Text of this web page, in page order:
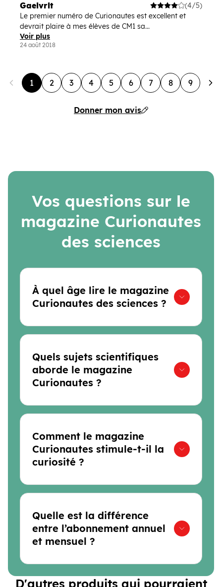
Gaelvrlt
(4/5)
Le premier numéro de Curionautes est excellent et
devrait plaire à mes élèves de CM1 sa...
Voir plus
24 août 2018
1 2 3 4 5 6 7 8 9
Donner mon avis
Vos questions sur le
magazine Curionautes
des sciences
À quel âge lire le magazine
Curionautes des sciences ?
Quels sujets scientifiques
aborde le magazine
Curionautes ?
Comment le magazine
Curionautes stimule-t-il la
curiosité ?
Quelle est la différence
entre l’abonnement annuel
et mensuel ?
D'autres produits qui pourraient